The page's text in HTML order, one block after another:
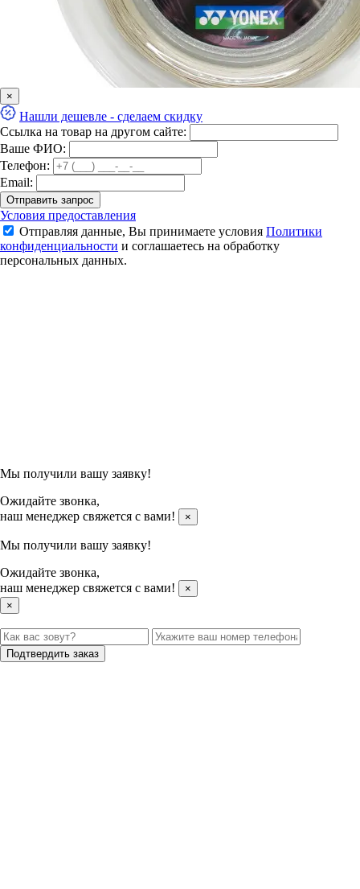
Струна для бадминтона Yonex Nanogy 98 (200м.)
16 050 ₽
×
Нашли дешевле - сделаем скидку
Ссылка на товар на другом сайте:
Ваше ФИО:
Телефон:
Email:
Отправить запрос
Условия предоставления
Отправляя данные, Вы принимаете условия Политики
конфиденциальности и соглашаетесь на обработку
персональных данных.
Мы получили вашу заявку!
Ожидайте звонка,
наш менеджер свяжется с вами!
×
Мы получили вашу заявку!
Ожидайте звонка,
наш менеджер свяжется с вами!
×
×
Подтвердить заказ